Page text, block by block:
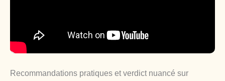
Recommandations pratiques et verdict nuancé sur